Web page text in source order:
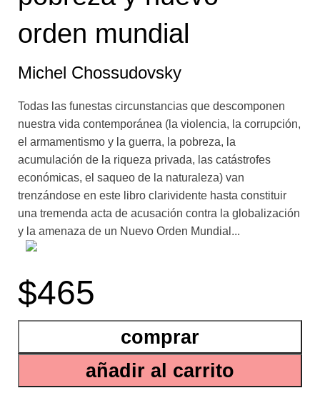
orden mundial
Michel Chossudovsky
Todas las funestas circunstancias que descomponen
nuestra vida contemporánea (la violencia, la corrupción,
el armamentismo y la guerra, la pobreza, la
acumulación de la riqueza privada, las catástrofes
económicas, el saqueo de la naturaleza) van
trenzándose en este libro clarividente hasta constituir
una tremenda acta de acusación contra la globalización
y la amenaza de un Nuevo Orden Mundial...
se han abrogado los grandes bancos y los
conglomerados multinacionales. El autor pone en claro
han cambiado desde los tempranos años ochenta.
Explica los medios con que las instituciones financieras
internacionales predominantes, especialmente el
Fondo Monetario Internacional y el Banco Mundial, han
$465
añadir al carrito
comprar